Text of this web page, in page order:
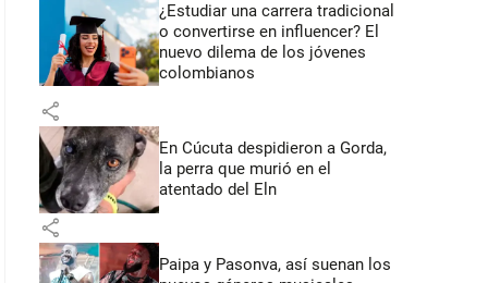
¿Estudiar una carrera tradicional
o convertirse en influencer? El
nuevo dilema de los jóvenes
colombianos
share
En Cúcuta despidieron a Gorda,
la perra que murió en el
atentado del Eln
share
Paipa y Pasonva, así suenan los